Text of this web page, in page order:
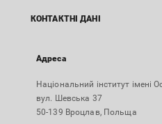
КОНТАКТНІ ДАНІ
Адреса
Національний інститут імені
вул. Шевська 37
50-139 Вроцлав, Польща